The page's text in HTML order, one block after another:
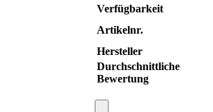
Verfügbarkeit
Artikelnr.
Hersteller
Durchschnittliche
Bewertung